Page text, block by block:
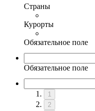
Страны
Курорты
Обязательное поле
Обязательное поле
1
2